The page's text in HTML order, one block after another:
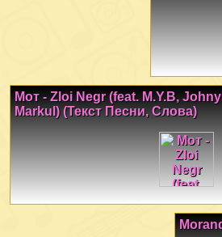
Мот - Zloi Negr (feat. M.Y.B,
Markul) (Текст Песни, Слова)